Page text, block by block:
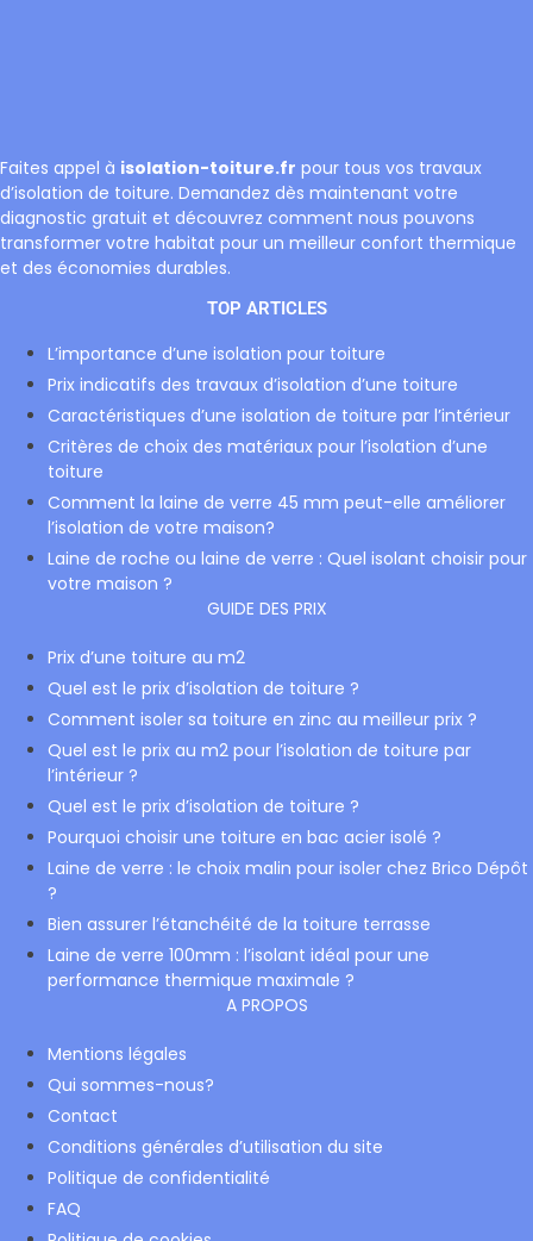
Faites appel à isolation-toiture.fr pour tous vos travaux
d’isolation de toiture. Demandez dès maintenant votre
diagnostic gratuit et découvrez comment nous pouvons
transformer votre habitat pour un meilleur confort thermique
et des économies durables.
TOP ARTICLES
L’importance d’une isolation pour toiture
Prix indicatifs des travaux d’isolation d’une toiture
Caractéristiques d’une isolation de toiture par l’intérieur
Critères de choix des matériaux pour l’isolation d’une
toiture
Comment la laine de verre 45 mm peut-elle améliorer
l’isolation de votre maison?
Laine de roche ou laine de verre : Quel isolant choisir pour
votre maison ?
GUIDE DES PRIX
Prix d’une toiture au m2
Quel est le prix d’isolation de toiture ?
Comment isoler sa toiture en zinc au meilleur prix ?
Quel est le prix au m2 pour l’isolation de toiture par
l’intérieur ?
Quel est le prix d’isolation de toiture ?
Pourquoi choisir une toiture en bac acier isolé ?
Laine de verre : le choix malin pour isoler chez Brico Dépôt
?
Bien assurer l’étanchéité de la toiture terrasse
Laine de verre 100mm : l’isolant idéal pour une
performance thermique maximale ?
A PROPOS
Mentions légales
Qui sommes-nous?
Contact
Conditions générales d’utilisation du site
Politique de confidentialité
FAQ